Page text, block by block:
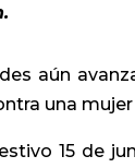
aún
una
15 de